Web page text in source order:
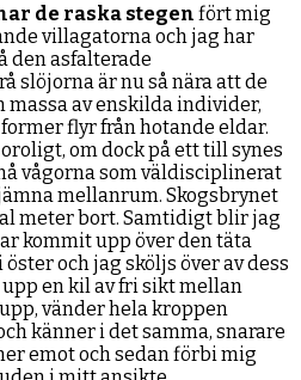
de raska stegen fört mig
villagatorna och jag har
den asfalterade
slöjorna är nu så nära att de
massa av enskilda individer,
flyr från hotande eldar.
om dock på ett till synes
vågorna som väldisciplinerat
mellanrum. Skogsbrynet
meter bort. Samtidigt blir jag
kommit upp över den täta
och jag sköljs över av dess
en kil av fri sikt mellan
vänder hela kroppen
känner i det samma, snarare
emot och sedan förbi mig